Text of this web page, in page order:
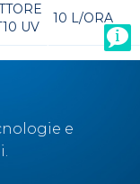
UV
10 L/ORA
e